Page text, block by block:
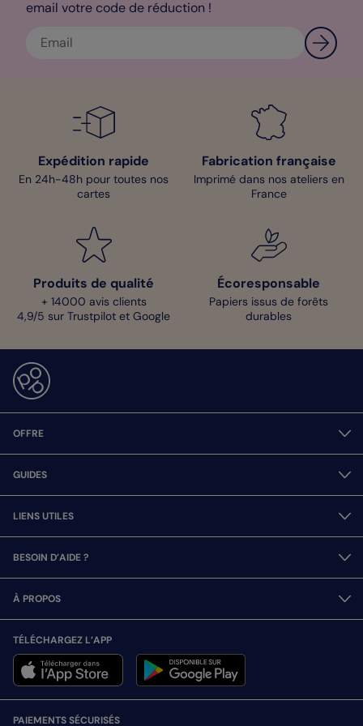
email votre code de réduction !
Expédition rapide
En 24h-48h pour toutes nos
cartes
Fabrication française
Imprimé dans nos ateliers en
France
Produits de qualité
+ 14000 avis clients
4,9/5 sur Trustpilot et Google
Écoresponsable
Papiers issus de forêts
durables
OFFRE
GUIDES
LIENS UTILES
BESOIN D’AIDE ?
À PROPOS
TÉLÉCHARGEZ L’APP
PAIEMENTS SÉCURISÉS